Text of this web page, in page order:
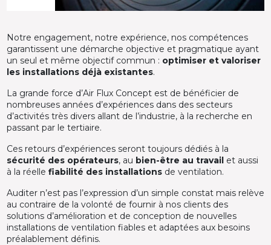
Notre engagement, notre expérience, nos compétences
garantissent une démarche objective et pragmatique ayant
un seul et même objectif commun : optimiser et valoriser
les installations déjà existantes.
La grande force d’Air Flux Concept est de bénéficier de
nombreuses années d’expériences dans des secteurs
d’activités très divers allant de l’industrie, à la recherche en
passant par le tertiaire.
Ces retours d’expériences seront toujours dédiés à la
sécurité des opérateurs, au bien-être au travail et aussi
à la réelle fiabilité des installations de ventilation.
Auditer n’est pas l’expression d’un simple constat mais relève
au contraire de la volonté de fournir à nos clients des
solutions d’amélioration et de conception de nouvelles
installations de ventilation fiables et adaptées aux besoins
préalablement définis.